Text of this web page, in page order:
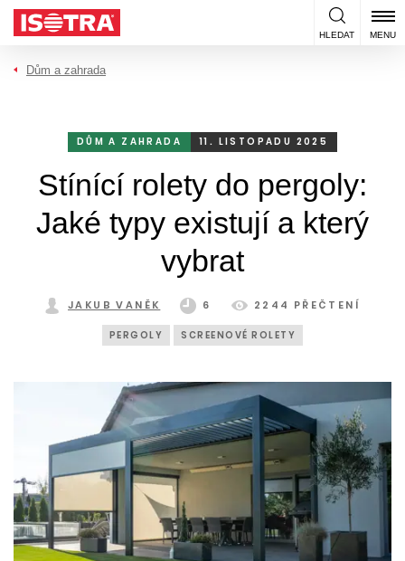
Přeskočit na obsah
HLEDAT MENU
Dům a zahrada
DŮM A ZAHRADA 11. LISTOPADU 2025
Stínící rolety do pergoly:
Jaké typy existují a který
vybrat
JAKUB VANĚK 6 2244 PŘEČTENÍ
PERGOLY SCREENOVÉ ROLETY